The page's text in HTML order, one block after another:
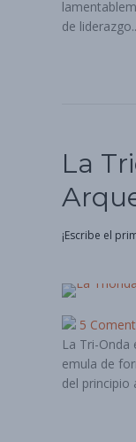
de
La
¡Escribe el
5
La Tri-Onda
emula de
del principio